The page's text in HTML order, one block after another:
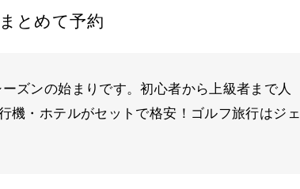
とめて予約
ズンの始まりです。初心者から上級者まで人
機・ホテルがセットで格安！ゴルフ旅行はジェ